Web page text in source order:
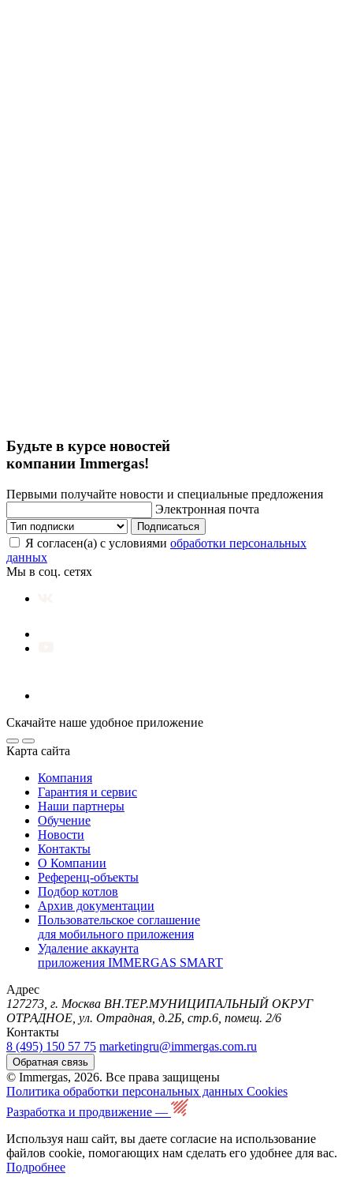
Будьте в курсе новостей
компании Immergas!
Первыми получайте новости и специальные предложения
Электронная почта
Подписаться
Я согласен(а) с условиями обработки персональных
данных
Мы в соц. сетях
Скачайте наше удобное приложение
Карта сайта
Компания
Гарантия и сервис
Наши партнеры
Обучение
Новости
Контакты
О Компании
Референц-объекты
Подбор котлов
Архив документации
Пользовательское соглашение
для мобильного приложения
Удаление аккаунта
приложения IMMERGAS SMART
Адрес
127273, г. Москва ВН.ТЕР.МУНИЦИПАЛЬНЫЙ ОКРУГ
ОТРАДНОЕ, ул. Отрадная, д.2Б, стр.6, помещ. 2/6
Контакты
8 (495) 150 57 75 marketingru@immergas.com.ru
Обратная связь
© Immergas, 2026. Все права защищены
Политика обработки персональных данных Cookies
Разработка и продвижение —
Используя наш сайт, вы даете согласие на использование
файлов cookie, помогающих нам сделать его удобнее для вас.
Подробнее